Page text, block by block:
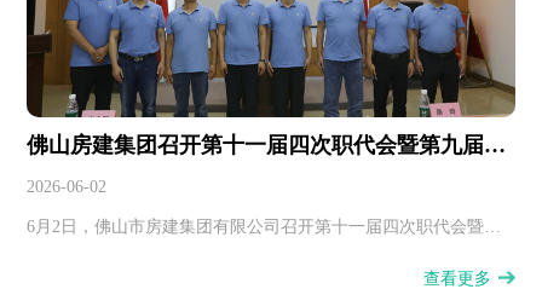
佛山房建集团召开第十一届四次职代会暨第九届一
次股东大会
2026-06-02
6月2日，佛山市房建集团有限公司召开第十一届四次职代会暨第
查看更多